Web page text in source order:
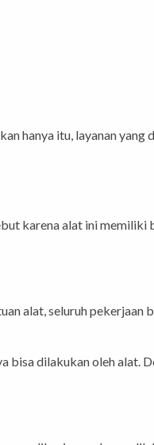
hanya itu, layanan yang
karena alat ini memiliki
alat, seluruh pekerjaan
bisa dilakukan oleh alat.